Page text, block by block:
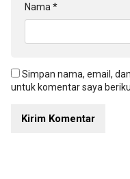
Nama *
Simpan nama, email,
untuk komentar saya